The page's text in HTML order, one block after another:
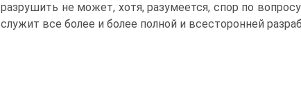
разрушить не может, хотя, разумеется, спор по
служит все более и более полной и всесторонней